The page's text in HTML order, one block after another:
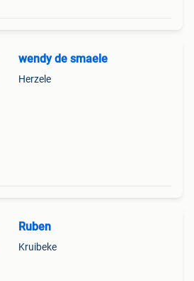
wendy de smaele
Herzele
Ruben
Kruibeke